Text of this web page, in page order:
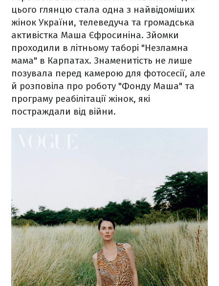
цього глянцю стала одна з найвідоміших
жінок України, телеведуча та громадська
активістка Маша Єфросиніна. Зйомки
проходили в літньому таборі "Незламна
мама" в Карпатах. Знаменитість не лише
позувала перед камерою для фотосесії, але
й розповіла про роботу "Фонду Маша" та
програму реабілітації жінок, які
постраждали від війни.